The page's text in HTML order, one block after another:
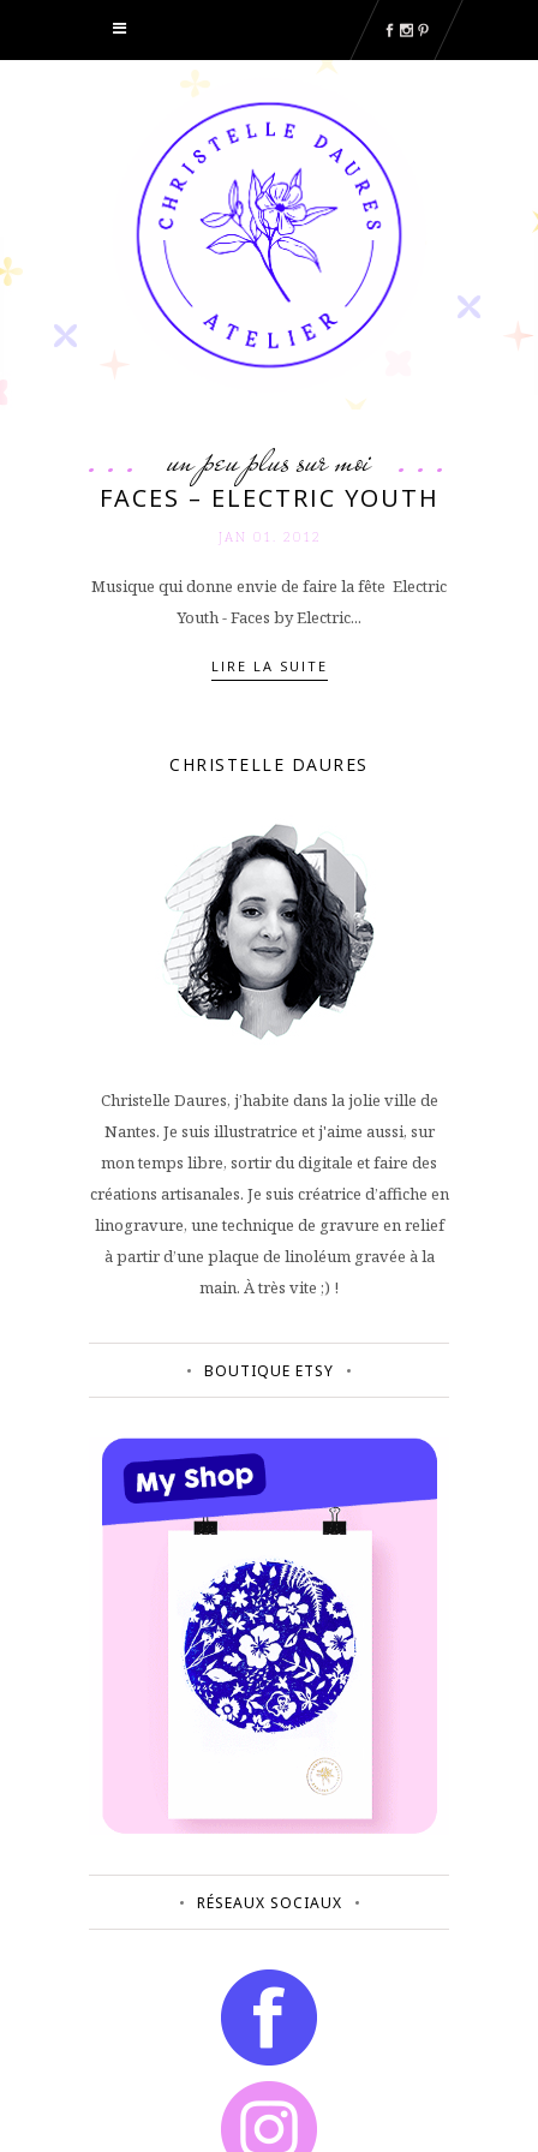
un peu plus sur moi
FACES – ELECTRIC YOUTH
JAN 01. 2012
Musique qui donne envie de faire la fête Electric
Youth - Faces by Electric...
LIRE LA SUITE
CHRISTELLE DAURES
Christelle Daures, j’habite dans la jolie ville de
Nantes. Je suis illustratrice et j'aime aussi, sur
mon temps libre, sortir du digitale et faire des
créations artisanales. Je suis créatrice d’affiche en
linogravure, une technique de gravure en relief
à partir d’une plaque de linoléum gravée à la
main. À très vite ;) !
BOUTIQUE ETSY
RÉSEAUX SOCIAUX